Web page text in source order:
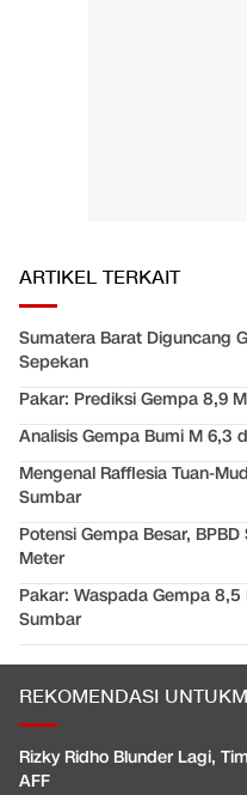
ARTIKEL TERKAIT
Sumatera Barat Diguncang
Sepekan
Pakar: Prediksi Gempa 8,9
Analisis Gempa Bumi M 6,3
Mengenal Rafflesia Tuan-
Sumbar
Potensi Gempa Besar,
Meter
Pakar: Waspada Gempa
Sumbar
REKOMENDASI
Rizky Ridho Blunder Lagi,
AFF